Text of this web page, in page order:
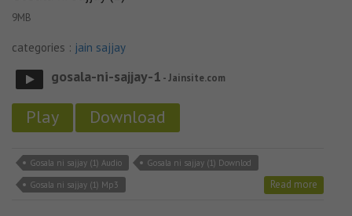
9MB
categories : jain sajjay
gosala-ni-sajjay-1 - Jainsite.com
Play Download
Gosala ni sajjay (1) Audio
Gosala ni sajjay (1) Downlod
Gosala ni sajjay (1) Mp3
Read more